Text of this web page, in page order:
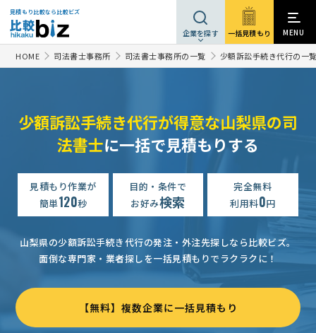
見積もり比較なら比較ビズ
企業を探す 一括見積もり MENU
HOME 司法書士事務所 司法書士事務所の一覧 少額訴訟手続き代行の一
少額訴訟手続き代行が得意な山梨県の司
法書士に一括で見積もりする
見積もり作業が
簡単120秒
目的・条件で
お好み検索
完全無料
利用料0円
山梨県の少額訴訟手続き代行の発注・外注先探しなら比較ビズ。
面倒な専門家・業者探しを一括見積もりでラクラクに！
【無料】複数企業に一括見積もり